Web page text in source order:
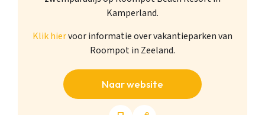
Kamperland.
Klik hiervoor informatie over vakantieparken van
Roompot in Zeeland.
Naar website